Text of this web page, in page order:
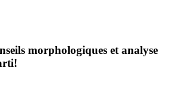
morphologiques et analyse